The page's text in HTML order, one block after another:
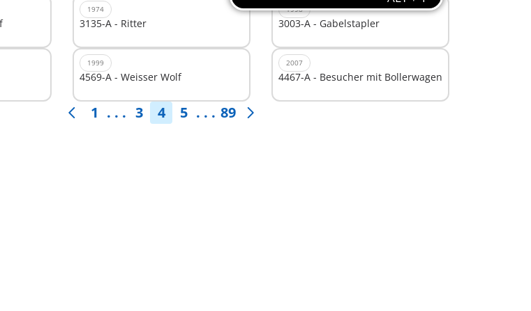
1974
3135-A - Ritter
1998
3003-A - Gabelstapler
1999
4569-A - Weisser Wolf
2007
4467-A - Besucher mit Bollerwagen
1 . . . 3 4 5 . . . 89